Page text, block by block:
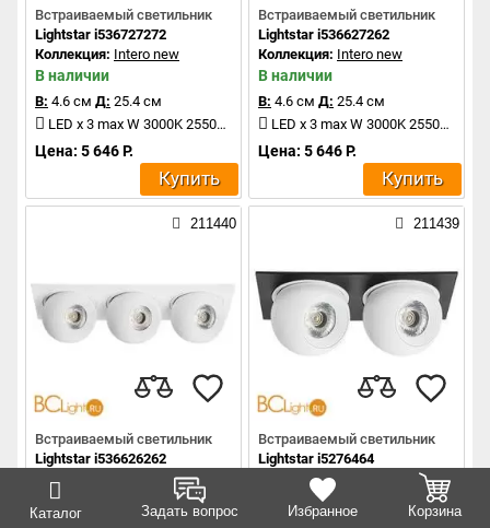
Каталог Задать вопрос Избранное Корзина
Встраиваемый светильник
Lightstar i536727272
Коллекция: Intero new
В наличии
В: 4.6 см Д: 25.4 см
LED x 3 max W 3000K 2550Lm
Цена: 5 646 Р.
Купить
Встраиваемый светильник
Lightstar i536627262
Коллекция: Intero new
В наличии
В: 4.6 см Д: 25.4 см
LED x 3 max W 3000K 2550Lm
Цена: 5 646 Р.
Купить
211440
Встраиваемый светильник
Lightstar i536626262
Intero new
В наличии
211439
Встраиваемый светильник
Lightstar i5276464
Коллекция:
В наличии